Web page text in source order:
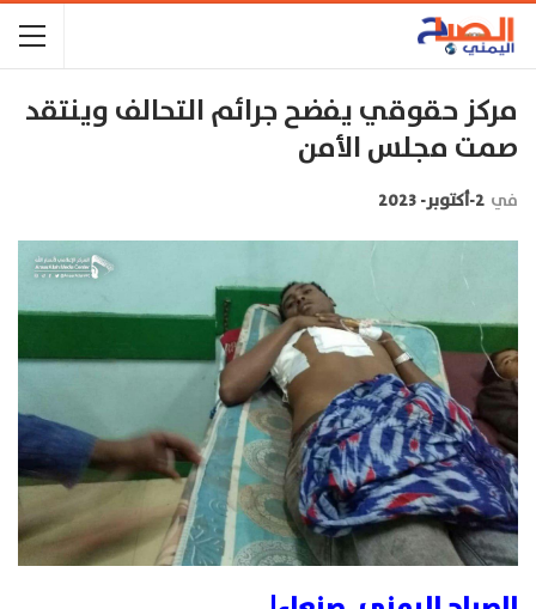
مركز حقوقي يفضح جرائم التحالف وينتقد
صمت مجلس الأمن
في 2-أكتوبر- 2023